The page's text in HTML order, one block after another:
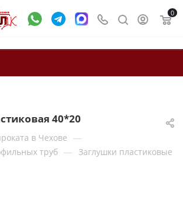
0
40*20
в Чехове —
труб — Заглушки пластиковые